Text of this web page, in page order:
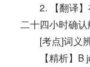
2. 【翻译】
二十四小时确认
[考点]词义
【精析】B